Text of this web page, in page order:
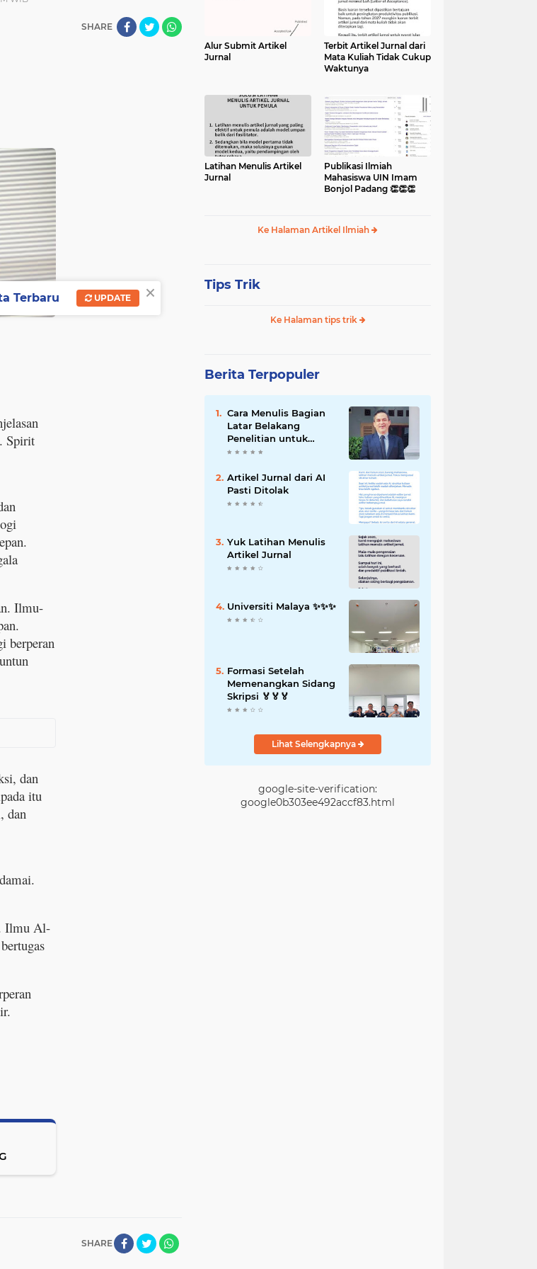
SHARE
Spirit
Ilmu-
berperan
dan
itu
dan
Ilmu Al-
SHARE
Alur Submit Artikel
Jurnal
Terbit Artikel Jurnal dari
Mata Kuliah Tidak Cukup
Waktunya
Latihan Menulis Artikel
Jurnal
Publikasi Ilmiah
Mahasiswa UIN Imam
Bonjol Padang 👏👏👏
Ke Halaman Artikel Ilmiah
Tips Trik
Ke Halaman tips trik
Berita Terpopuler
Cara Menulis Bagian
Latar Belakang
Penelitian untuk
Proposal Skripsi
Artikel Jurnal dari AI
Pasti Ditolak
Yuk Latihan Menulis
Artikel Jurnal
Universiti Malaya ✨️✨️✨️
Formasi Setelah
Memenangkan Sidang
Skripsi 🏅🏅🏅
Lihat Selengkapnya
google-site-verification:
google0b303ee492accf83.html
×
Terbaru UPDATE